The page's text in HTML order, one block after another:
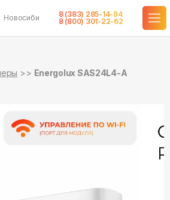
Новосибирск
8 (383) 285-14-94
8 (800) 301-22-62
Energolux SAS24L4-A